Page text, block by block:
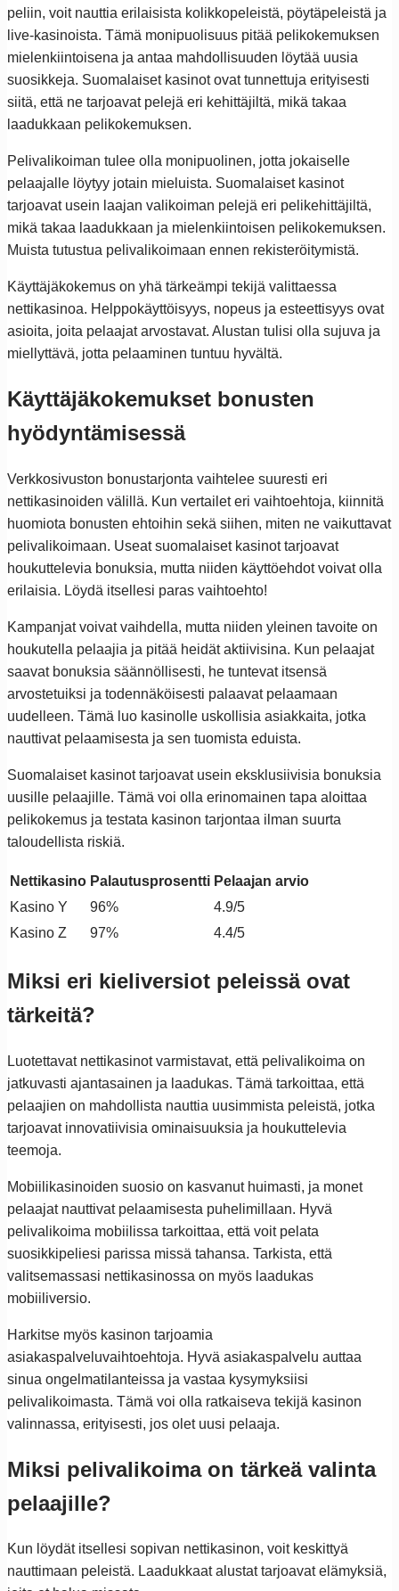
peliin, voit nauttia erilaisista kolikkopeleistä, pöytäpeleistä ja
live-kasinoista. Tämä monipuolisuus pitää pelikokemuksen
mielenkiintoisena ja antaa mahdollisuuden löytää uusia
suosikkeja. Suomalaiset kasinot ovat tunnettuja erityisesti
siitä, että ne tarjoavat pelejä eri kehittäjiltä, mikä takaa
laadukkaan pelikokemuksen.
Pelivalikoiman tulee olla monipuolinen, jotta jokaiselle
pelaajalle löytyy jotain mieluista. Suomalaiset kasinot
tarjoavat usein laajan valikoiman pelejä eri pelikehittäjiltä,
mikä takaa laadukkaan ja mielenkiintoisen pelikokemuksen.
Muista tutustua pelivalikoimaan ennen rekisteröitymistä.
Käyttäjäkokemus on yhä tärkeämpi tekijä valittaessa
nettikasinoa. Helppokäyttöisyys, nopeus ja esteettisyys ovat
asioita, joita pelaajat arvostavat. Alustan tulisi olla sujuva ja
miellyttävä, jotta pelaaminen tuntuu hyvältä.
Käyttäjäkokemukset bonusten
hyödyntämisessä
Verkkosivuston bonustarjonta vaihtelee suuresti eri
nettikasinoiden välillä. Kun vertailet eri vaihtoehtoja, kiinnitä
huomiota bonusten ehtoihin sekä siihen, miten ne vaikuttavat
pelivalikoimaan. Useat suomalaiset kasinot tarjoavat
houkuttelevia bonuksia, mutta niiden käyttöehdot voivat olla
erilaisia. Löydä itsellesi paras vaihtoehto!
Kampanjat voivat vaihdella, mutta niiden yleinen tavoite on
houkutella pelaajia ja pitää heidät aktiivisina. Kun pelaajat
saavat bonuksia säännöllisesti, he tuntevat itsensä
arvostetuiksi ja todennäköisesti palaavat pelaamaan
uudelleen. Tämä luo kasinolle uskollisia asiakkaita, jotka
nauttivat pelaamisesta ja sen tuomista eduista.
Suomalaiset kasinot tarjoavat usein eksklusiivisia bonuksia
uusille pelaajille. Tämä voi olla erinomainen tapa aloittaa
pelikokemus ja testata kasinon tarjontaa ilman suurta
taloudellista riskiä.
Nettikasino Palautusprosentti Pelaajan arvio
Kasino Y
96%
4.9/5
Kasino Z
97% 4.4/5
Miksi eri kieliversiot peleissä ovat
tärkeitä?
Luotettavat nettikasinot varmistavat, että pelivalikoima on
jatkuvasti ajantasainen ja laadukas. Tämä tarkoittaa, että
pelaajien on mahdollista nauttia uusimmista peleistä, jotka
tarjoavat innovatiivisia ominaisuuksia ja houkuttelevia
teemoja.
Mobiilikasinoiden suosio on kasvanut huimasti, ja monet
pelaajat nauttivat pelaamisesta puhelimillaan. Hyvä
pelivalikoima mobiilissa tarkoittaa, että voit pelata
suosikkipeliesi parissa missä tahansa. Tarkista, että
valitsemassasi nettikasinossa on myös laadukas
mobiiliversio.
Harkitse myös kasinon tarjoamia
asiakaspalveluvaihtoehtoja. Hyvä asiakaspalvelu auttaa
sinua ongelmatilanteissa ja vastaa kysymyksiisi
pelivalikoimasta. Tämä voi olla ratkaiseva tekijä kasinon
valinnassa, erityisesti, jos olet uusi pelaaja.
Miksi pelivalikoima on tärkeä valinta
pelaajille?
Kun löydät itsellesi sopivan nettikasinon, voit keskittyä
nauttimaan peleistä. Laadukkaat alustat tarjoavat elämyksiä,